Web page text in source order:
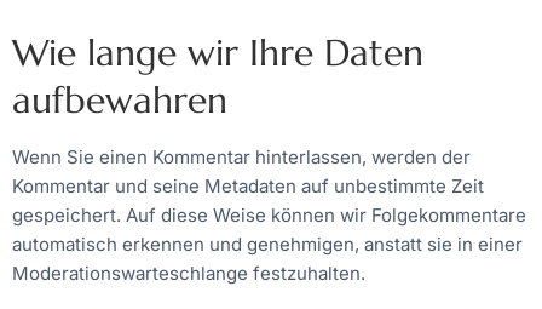
Wie lange wir Ihre Daten
aufbewahren
Wenn Sie einen Kommentar hinterlassen, werden der
Kommentar und seine Metadaten auf unbestimmte Zeit
gespeichert. Auf diese Weise können wir Folgekommentare
automatisch erkennen und genehmigen, anstatt sie in einer
Moderationswarteschlange festzuhalten.